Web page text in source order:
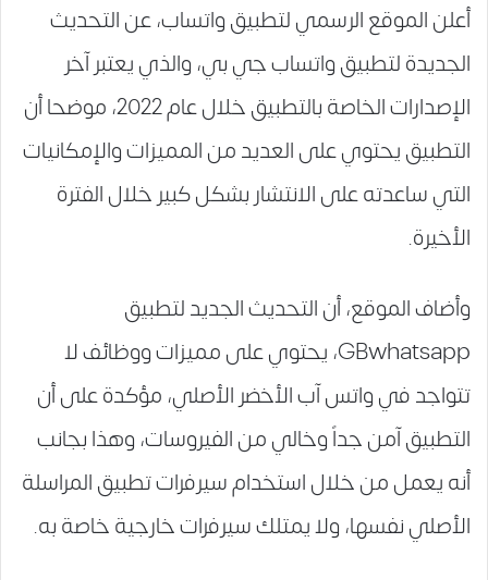
أعلن الموقع الرسمي لتطبيق واتساب، عن التحديث
الجديدة لتطبيق واتساب جي بي، والذي يعتبر آخر
الإصدارات الخاصة بالتطبيق خلال عام 2022، موضحا أن
التطبيق يحتوي على العديد من المميزات والإمكانيات
التي ساعدته على الانتشار بشكل كبير خلال الفترة
الأخيرة.
وأضاف الموقع، أن التحديث الجديد لتطبيق
GBwhatsapp، يحتوي على مميزات ووظائف لا
تتواجد في واتس آب الأخضر الأصلي، مؤكدة على أن
التطبيق آمن جداً وخالي من الفيروسات، وهذا بجانب
أنه يعمل من خلال استخدام سيرفرات تطبيق المراسلة
الأصلي نفسها، ولا يمتلك سيرفرات خارجية خاصة به.